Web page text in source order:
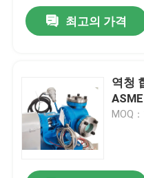
최고의 가격
역청
MOQ：